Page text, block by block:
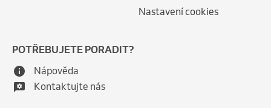
Nastavení cookies
POTŘEBUJETE PORADIT?
Nápověda
Kontaktujte nás